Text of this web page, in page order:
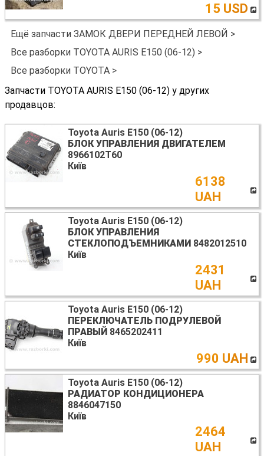
15 USD
Ещё запчасти ЗАМОК ДВЕРИ ПЕРЕДНЕЙ ЛЕВОЙ >
Все разборки TOYOTA AURIS E150 (06-12) >
Все разборки TOYOTA >
Запчасти TOYOTA AURIS E150 (06-12) у других
продавцов:
Toyota Auris E150 (06-12)
БЛОК УПРАВЛЕНИЯ ДВИГАТЕЛЕМ
8966102T60
Київ
6138
UAH
Toyota Auris E150 (06-12)
БЛОК УПРАВЛЕНИЯ
СТЕКЛОПОДЪЕМНИКАМИ 8482012510
Київ
2431
UAH
Toyota Auris E150 (06-12)
ПЕРЕКЛЮЧАТЕЛЬ ПОДРУЛЕВОЙ
ПРАВЫЙ 8465202411
Київ
990 UAH
Toyota Auris E150 (06-12)
РАДИАТОР КОНДИЦИОНЕРА
8846047150
Київ
2464
UAH